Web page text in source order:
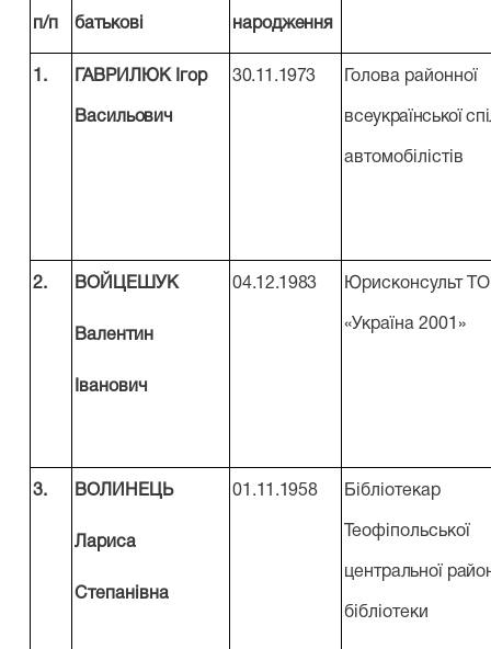
п/п батькові народження
1. ГАВРИЛЮК Ігор
Васильович
30.11.1973 Голова районної
всеукраїнської
автомобілістів
2. ВОЙЦЕШУК
Валентин
Іванович
04.12.1983 Юрисконсульт
«Україна 2001»
3. ВОЛИНЕЦЬ
Лариса
Степанівна
01.11.1958 Бібліотекар
Теофіпольської
центральної
бібліотеки